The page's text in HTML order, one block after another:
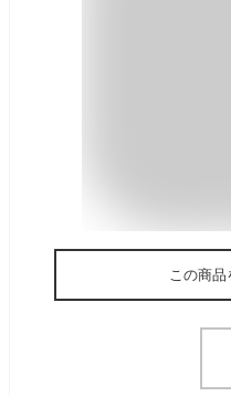
この商